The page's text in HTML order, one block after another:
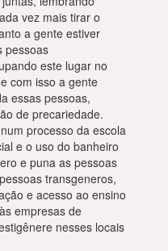
vez mais tirar o
a gente estiver
pessoas
este lugar no
com isso a gente
essas pessoas,
de precariedade.
processo da escola
e o uso do banheiro
e puna as pessoas
transgeneros,
e acesso ao ensino
empresas de
nesses locais